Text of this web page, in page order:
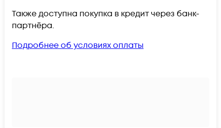
Также доступна покупка в кредит через банк-
партнёра.
Подробнее об условиях оплаты